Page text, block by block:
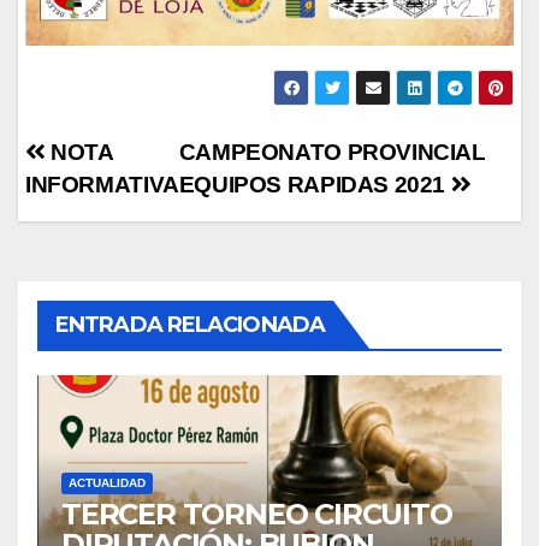
Navegación
de
CAMPEONATO PROVINCIAL
EQUIPOS RAPIDAS 2021
NOTA
INFORMATIVA
ENTRADA RELACIONADA
ACTUALIDAD
TERCER TORNEO CIRCUITO